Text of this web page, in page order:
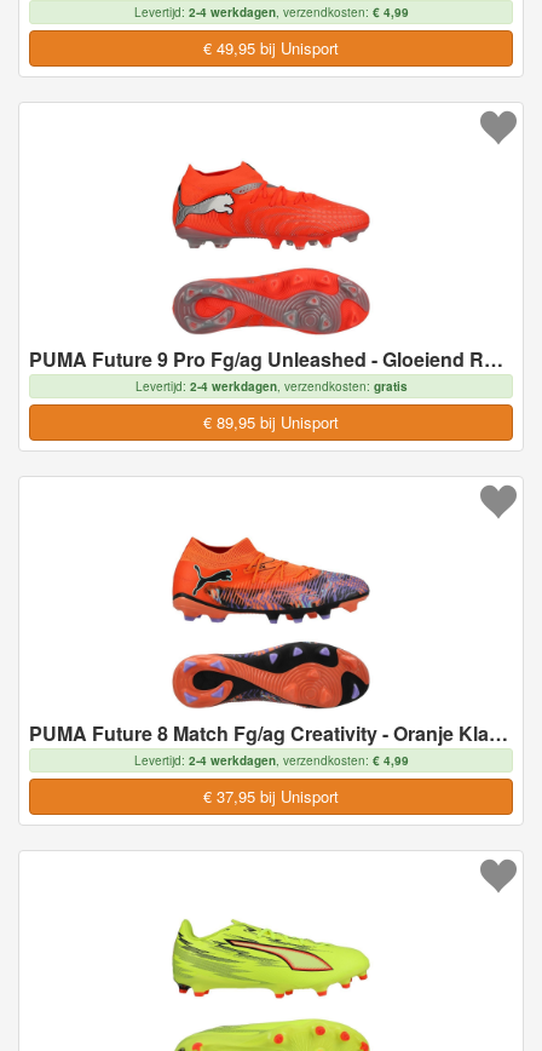
Levertijd: 2-4 werkdagen, verzendkosten: € 4,99
€ 49,95 bij Unisport
PUMA Future 9 Pro Fg/ag Unleashed - Gloeiend Rood/wit/zwart/zilver, maat 46½
Levertijd: 2-4 werkdagen, verzendkosten: gratis
€ 89,95 bij Unisport
PUMA Future 8 Match Fg/ag Creativity - Oranje Klaproos/donkere Amethist/turquoise/zwart Limited Edition, maat 46½
Levertijd: 2-4 werkdagen, verzendkosten: € 4,99
€ 37,95 bij Unisport